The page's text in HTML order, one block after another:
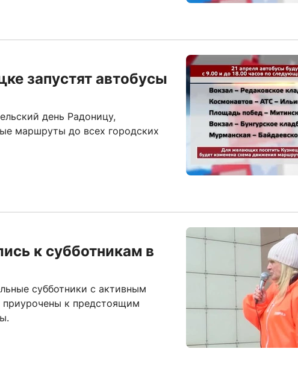
запустят автобусы
день Радоницу,
маршруты до всех городских
к субботникам в
субботники с активным
приурочены к предстоящим